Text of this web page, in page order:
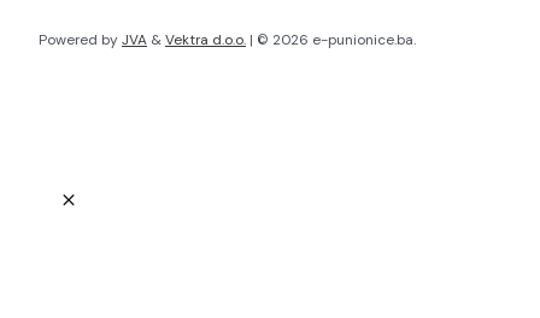
Powered byJVA &Vektra d.o.o. | © 2026 e-punionice.ba.